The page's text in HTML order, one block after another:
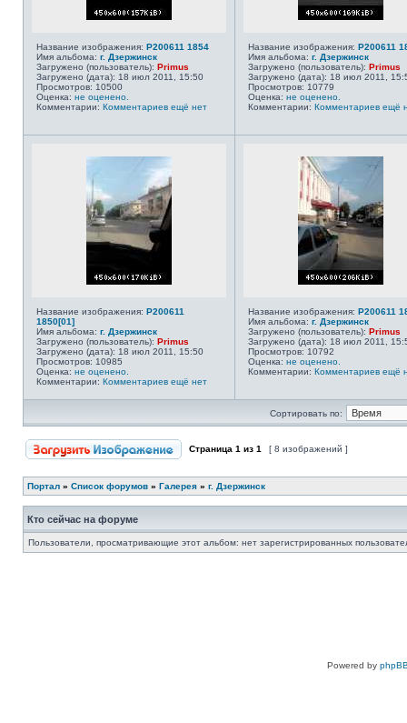
Название изображения: P200611 1854
Имя альбома: г. Дзержинск
Загружено (пользователь): Primus
Загружено (дата): 18 июл 2011, 15:50
Просмотров: 10500
Оценка: не оценено.
Комментарии: Комментариев ещё нет
Название изображения: P200611
Имя альбома: г. Дзержинск
Загружено (пользователь): Primus
Загружено (дата): 18 июл 2011,
Просмотров: 10779
Оценка: не оценено.
Комментарии: Комментариев ещё
Название изображения: P200611
1850[01]
Имя альбома: г. Дзержинск
Загружено (пользователь): Primus
Загружено (дата): 18 июл 2011, 15:50
Просмотров: 10985
Оценка: не оценено.
Комментарии: Комментариев ещё нет
Название изображения: P200611
Имя альбома: г. Дзержинск
Загружено (пользователь): Primus
Загружено (дата): 18 июл 2011,
Просмотров: 10792
Оценка: не оценено.
Комментарии: Комментариев ещё
Сортировать по:
Страница 1 из 1 [ 8 изображений ]
Портал » Список форумов » Галерея » г. Дзержинск
Кто сейчас на форуме
Пользователи, просматривающие этот альбом: нет зарегистрированных
Powered by